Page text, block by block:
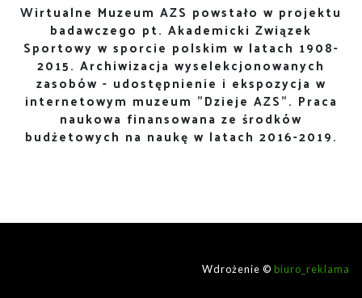
Wirtualne Muzeum AZS powstało w projektu
badawczego pt. Akademicki Związek
Sportowy w sporcie polskim w latach 1908-
2015. Archiwizacja wyselekcjonowanych
zasobów - udostępnienie i ekspozycja w
internetowym muzeum "Dzieje AZS". Praca
naukowa finansowana ze środków
budżetowych na naukę w latach 2016-2019.
Wdrożenie © biuro_reklama